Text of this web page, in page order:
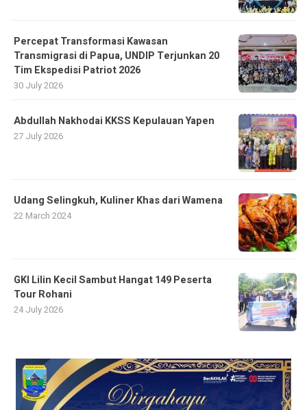
Percepat Transformasi Kawasan
Transmigrasi di Papua, UNDIP Terjunkan 20
Tim Ekspedisi Patriot 2026
30 July 2026
Abdullah Nakhodai KKSS Kepulauan Yapen
27 July 2026
Udang Selingkuh, Kuliner Khas dari Wamena
22 March 2024
GKI Lilin Kecil Sambut Hangat 149 Peserta
Tour Rohani
24 July 2026